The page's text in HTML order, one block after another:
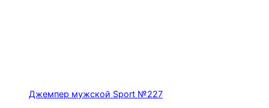
Джемпер мужской Sport №227